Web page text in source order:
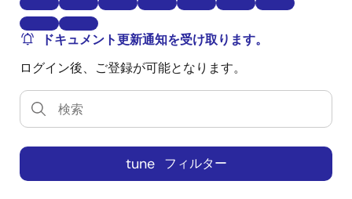
ドキュメント更新通知を受け取ります。
ログイン後、ご登録が可能となります。
tune フィルター